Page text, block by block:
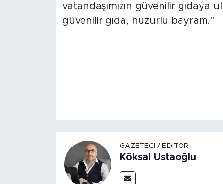
vatandaşımızın güvenilir gıdaya
güvenilir gıda, huzurlu bayram.”
GAZETECI / EDITÖR
Köksal Ustaoğlu